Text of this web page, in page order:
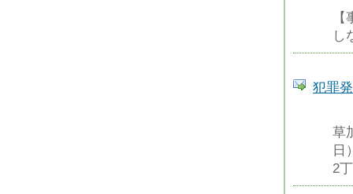
し
犯罪
草
日
2丁